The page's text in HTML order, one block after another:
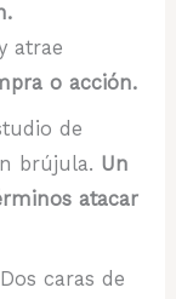
atrae
o acción.
de
brújula. Un
atacar
caras de